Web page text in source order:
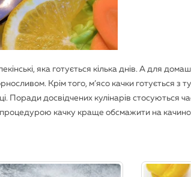
яка готується кілька днів. А для
Крім того, м’ясо качки готується з
Поради досвідчених кулінарів стосуються
качку краще обсмажити на